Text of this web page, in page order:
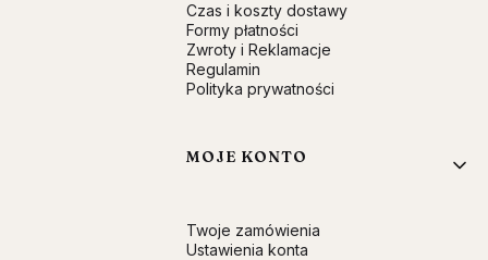
Czas i koszty dostawy
Formy płatności
Zwroty i Reklamacje
Regulamin
Polityka prywatności
MOJE KONTO
Twoje zamówienia
Ustawienia konta